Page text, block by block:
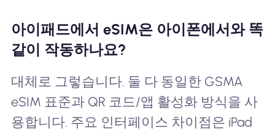
아이패드에서 eSIM은 아이폰에서와 똑
같이 작동하나요?
대체로 그렇습니다. 둘 다 동일한 GSMA
eSIM 표준과 QR 코드/앱 활성화 방식을 사
용합니다. 주요 인터페이스 차이점은 iPad